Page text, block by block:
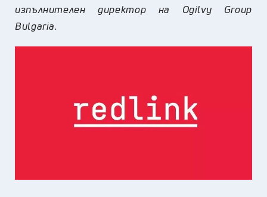
изпълнителен директор на Ogilvy Group
Bulgaria.